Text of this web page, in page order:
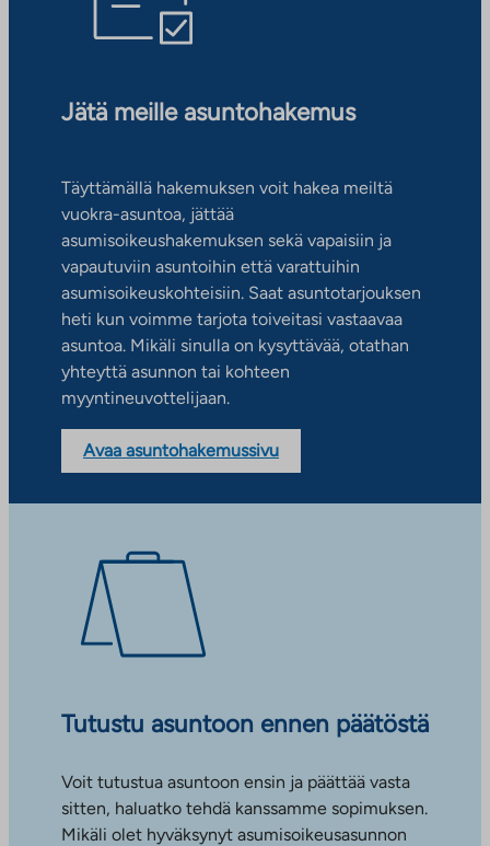
Jätä meille asuntohakemus
Täyttämällä hakemuksen voit hakea meiltä
vuokra-asuntoa, jättää
asumisoikeushakemuksen sekä vapaisiin ja
vapautuviin asuntoihin että varattuihin
asumisoikeuskohteisiin. Saat asuntotarjouksen
heti kun voimme tarjota toiveitasi vastaavaa
asuntoa. Mikäli sinulla on kysyttävää, otathan
yhteyttä asunnon tai kohteen
myyntineuvottelijaan.
Avaa asuntohakemussivu
Tutustu asuntoon ennen päätöstä
Voit tutustua asuntoon ensin ja päättää vasta
sitten, haluatko tehdä kanssamme sopimuksen.
Mikäli olet hyväksynyt asumisoikeusasunnon